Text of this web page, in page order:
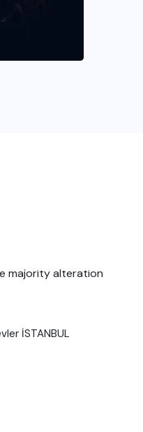
majority alteration
İSTANBUL